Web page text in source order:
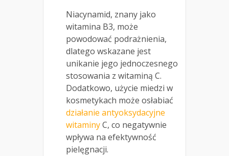
Niacynamid, znany jako
witamina B3, może
powodować podrażnienia,
dlatego wskazane jest
unikanie jego jednoczesnego
stosowania z witaminą C.
Dodatkowo, użycie miedzi w
kosmetykach może osłabiać
działanie antyoksydacyjne
witaminyC, co negatywnie
wpływa na efektywność
pielęgnacji.